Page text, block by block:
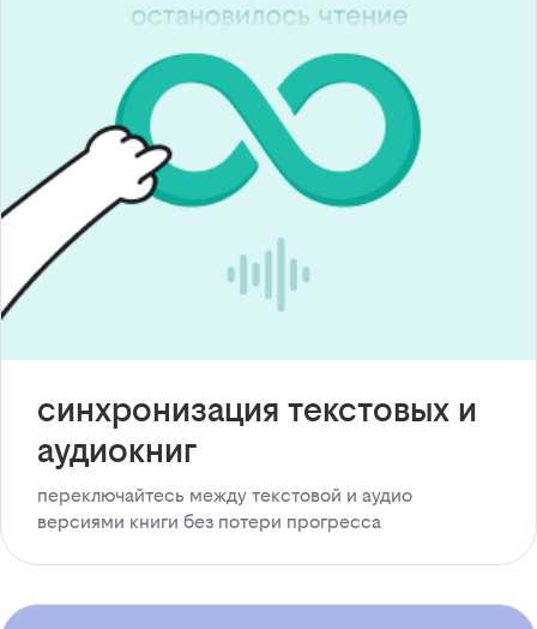
синхронизация текстовых и
аудиокниг
переключайтесь между текстовой и аудио
версиями книги без потери прогресса